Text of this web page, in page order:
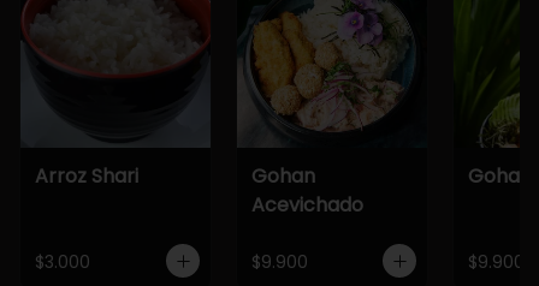
Arroz Shari
$3.000
Gohan
Acevichado
$9.900
Gohan
$9.900